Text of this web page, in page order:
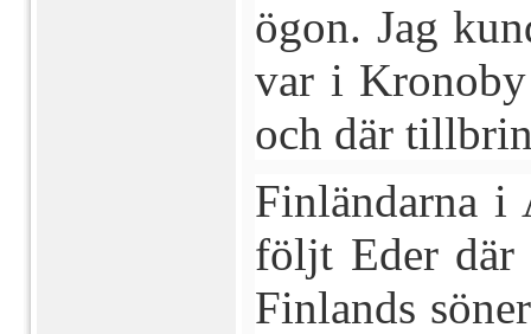
ögon. Jag
var i Kronoby
och där
Finländarna i
följt Eder där
Finlands